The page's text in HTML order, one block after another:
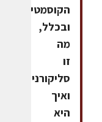
הקוסמטיקה?
ובכלל,
מה
זו
סליקורניה
ואיך
היא